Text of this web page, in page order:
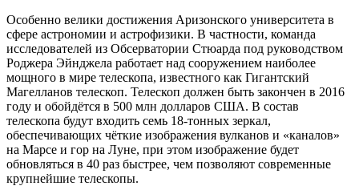
Особенно велики достижения Аризонского университета в
сфере астрономии и астрофизики. В частности, команда
исследователей из Обсерватории Стюарда под руководством
Роджера Эйнджела работает над сооружением наиболее
мощного в мире телескопа, известного как Гигантский
Магелланов телескоп. Телескоп должен быть закончен в 2016
году и обойдётся в 500 млн долларов США. В состав
телескопа будут входить семь 18-тонных зеркал,
обеспечивающих чёткие изображения вулканов и «каналов»
на Марсе и гор на Луне, при этом изображение будет
обновляться в 40 раз быстрее, чем позволяют современные
крупнейшие телескопы.